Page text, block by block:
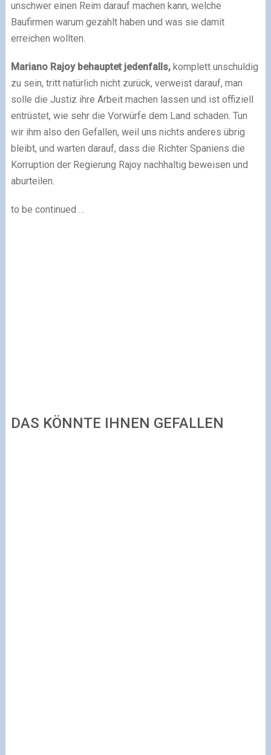
unschwer einen Reim darauf machen kann, welche
Baufirmen warum gezahlt haben und was sie damit
erreichen wollten.
Mariano Rajoy behauptet jedenfalls,komplett unschuldig
zu sein, tritt natürlich nicht zurück, verweist darauf, man
solle die Justiz ihre Arbeit machen lassen und ist offiziell
entrüstet, wie sehr die Vorwürfe dem Land schaden. Tun
wir ihm also den Gefallen, weil uns nichts anderes übrig
bleibt, und warten darauf, dass die Richter Spaniens die
Korruption der Regierung Rajoy nachhaltig beweisen und
aburteilen.
to be continued …
DAS KÖNNTE IHNEN GEFALLEN